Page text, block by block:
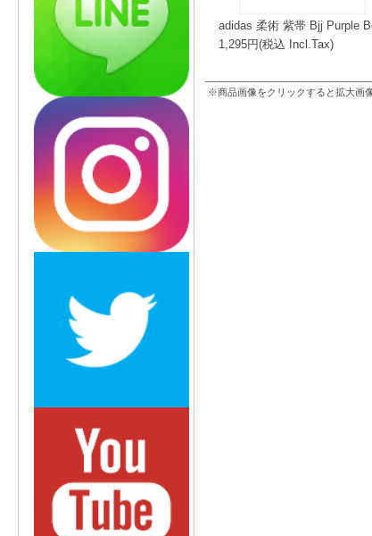
adidas 柔術 紫帯 Bjj Purple
1,295円(税込 Incl.Tax)
※商品画像をクリックすると拡大画